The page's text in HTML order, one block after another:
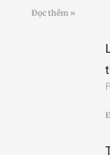
Đọc thêm »